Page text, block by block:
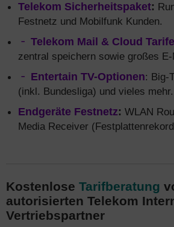
Telekom Sicherheitspaket:
Festnetz und Mobilfunk Kunden.
Telekom Mail & Cloud Tarife
zentral speichern sowie großes
Entertain TV-Optionen: Big-
(inkl. Bundesliga) und vieles mehr.
Endgeräte Festnetz: WLAN
Media Receiver
Kostenlose Tarifberatung
autorisierten Telekom
Vertriebspartner